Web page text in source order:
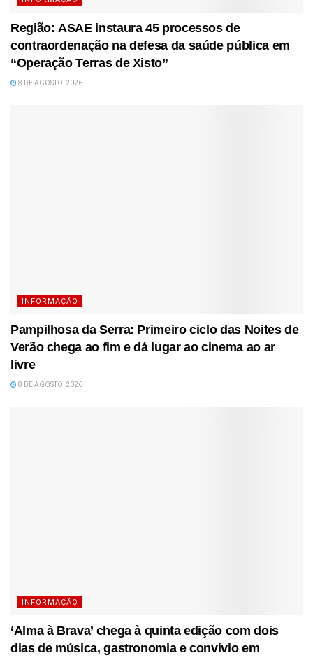
Região: ASAE instaura 45 processos de
contraordenação na defesa da saúde pública em
“Operação Terras de Xisto”
8 DE AGOSTO, 2026
INFORMAÇÃO
Pampilhosa da Serra: Primeiro ciclo das Noites de
Verão chega ao fim e dá lugar ao cinema ao ar
livre
8 DE AGOSTO, 2026
INFORMAÇÃO
‘Alma à Brava’ chega à quinta edição com dois
dias de música, gastronomia e convívio em